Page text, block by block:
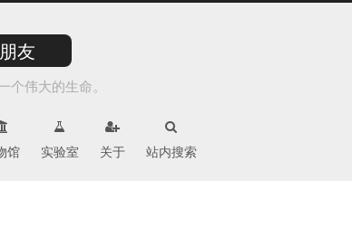
友
个伟大的生命。
馆 实验室 关于 站内搜索